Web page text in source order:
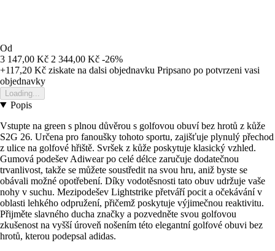
Od
3 147,00 Kč 2 344,00 Kč -26%
+117,20 Kč ziskate na dalsi objednavku Pripsano po potvrzeni vasi
objednavky
Loading...
Popis
Vstupte na green s plnou důvěrou s golfovou obuví bez hrotů z kůže
S2G 26. Určena pro fanoušky tohoto sportu, zajišťuje plynulý přechod
z ulice na golfové hřiště. Svršek z kůže poskytuje klasický vzhled.
Gumová podešev Adiwear po celé délce zaručuje dodatečnou
trvanlivost, takže se můžete soustředit na svou hru, aniž byste se
obávali možné opotřebení. Díky vodotěsnosti tato obuv udržuje vaše
nohy v suchu. Mezipodešev Lightstrike přetváří pocit a očekávání v
oblasti lehkého odpružení, přičemž poskytuje výjimečnou reaktivitu.
Přijměte slavného ducha značky a pozvedněte svou golfovou
zkušenost na vyšší úroveň nošením této elegantní golfové obuvi bez
hrotů, kterou podepsal adidas.